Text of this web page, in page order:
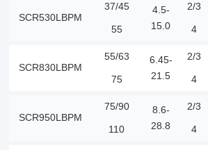
SCR530LBPM
37/45
4.5-
15.0
2/3
55
4
SCR830LBPM
55/63
6.45-
21.5
2/3
75
4
SCR950LBPM
75/90
8.6-
28.8
2/3
110
4